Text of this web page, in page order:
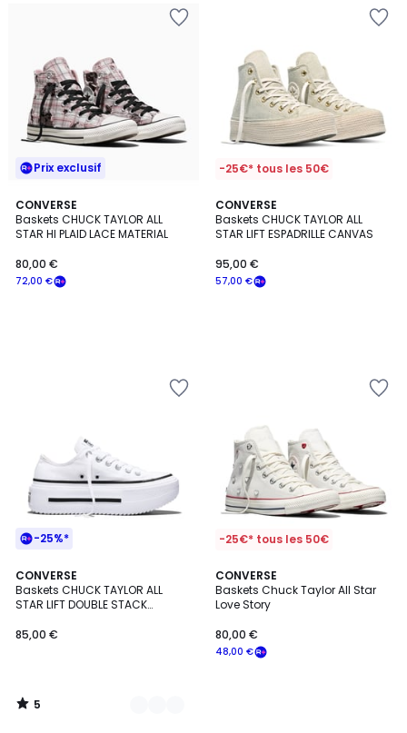
Prix exclusif
CONVERSE
Baskets CHUCK TAYLOR ALL
STAR HI PLAID LACE MATERIAL
72,00 €
80,00 €
-25€* tous les 50€
CONVERSE
Baskets CHUCK TAYLOR ALL
STAR LIFT ESPADRILLE CANVAS
57,00 €
95,00 €
-25%*
CONVERSE
Baskets CHUCK TAYLOR ALL
STAR LIFT DOUBLE STACK
85,00 €
5
/
5
3
Couleurs
5
/
-25€* tous les 50€
CONVERSE
Baskets Chuck Taylor All Star
Love Story
48,00 €
80,00 €